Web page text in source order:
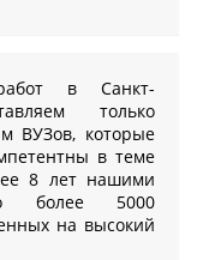
в Санкт-
только
ВУЗов, которые
в теме
8 лет нашими
более 5000
на высокий